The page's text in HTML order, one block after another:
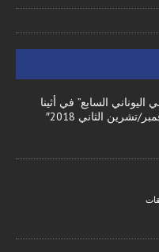
اليوناني السابع” في أثينا